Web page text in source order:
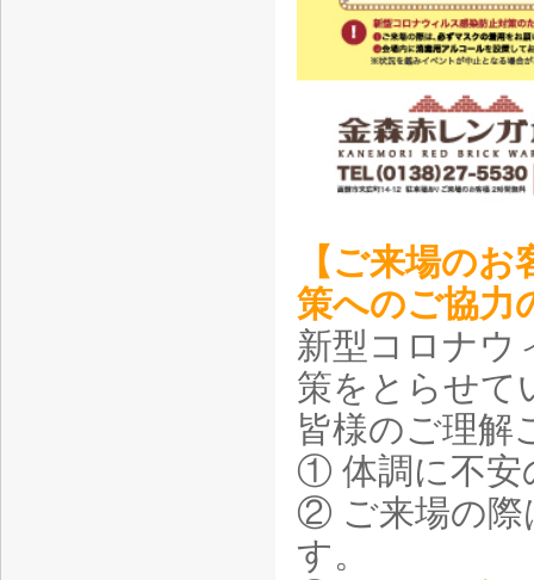
【ご来場の
策へのご協力
新型コロナウ
策をとらせて
皆様のご理解
① 体調に不安
② ご来場の際
す。